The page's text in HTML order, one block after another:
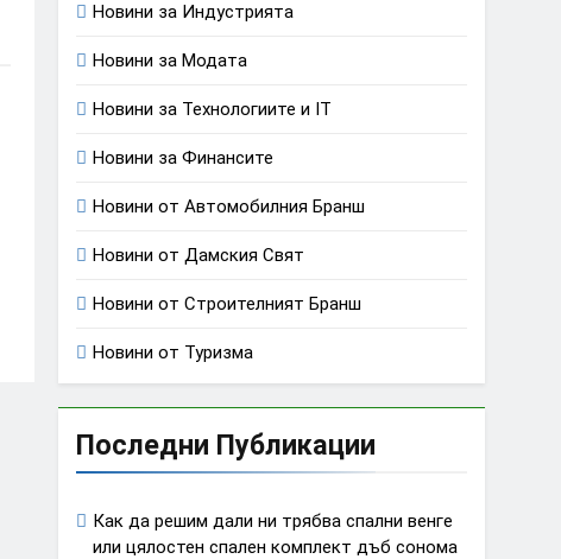
Новини за Индустрията
Новини за Модата
Новини за Технологиите и IT
Новини за Финансите
Новини от Автомобилния Бранш
Новини от Дамския Свят
Новини от Строителният Бранш
Новини от Туризма
Последни Публикации
Как да решим дали ни трябва спални венге
или цялостен спален комплект дъб сонома